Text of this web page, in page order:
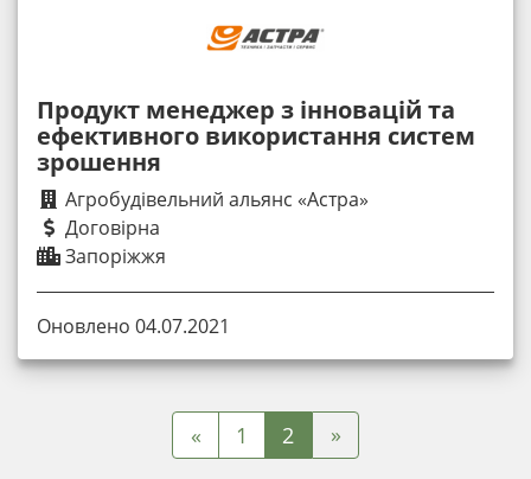
Продукт менеджер з інновацій та
ефективного використання систем
зрошення
Агробудівельний альянс «Астра»
Договірна
Запоріжжя
Оновлено 04.07.2021
« 1 2 »